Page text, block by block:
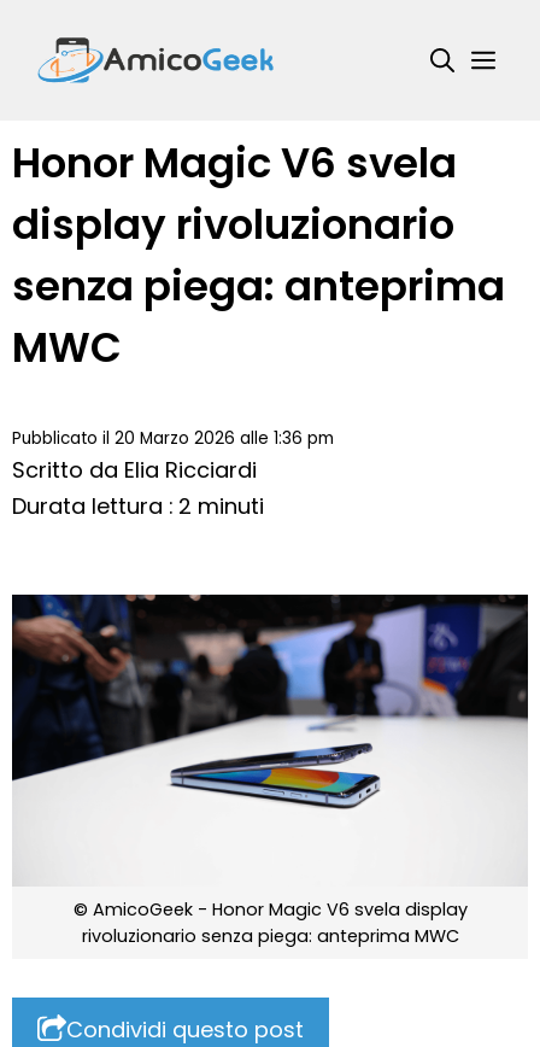
contenuto
Honor Magic V6 svela
display rivoluzionario
senza piega: anteprima
MWC
Pubblicato il 20 Marzo 2026 alle 1:36 pm
Scritto da Elia Ricciardi
Durata lettura : 2 minuti
© AmicoGeek - Honor Magic V6 svela display
rivoluzionario senza piega: anteprima MWC
Condividi questo post